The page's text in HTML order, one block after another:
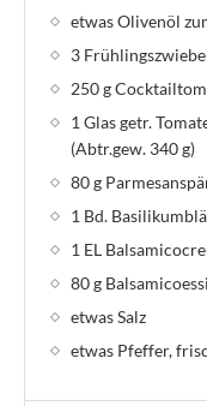
etwas Olivenöl
3
250 g
1 Glas getr.
(Abtr.gew. 340 g)
80 g
1 Bd.
1 EL
80 g
etwas Salz
etwas Pfeffer,